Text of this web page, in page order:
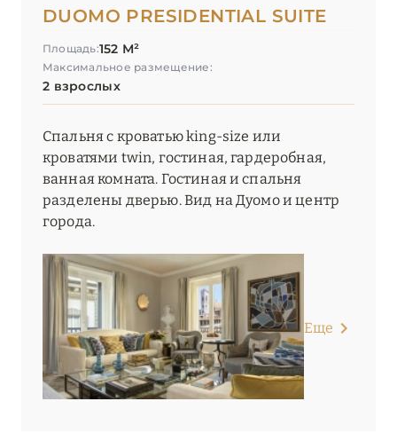
DUOMO PRESIDENTIAL SUITE
Площадь:152 М²
Максимальное размещение:
2 взрослых
Спальня с кроватью king-size или
кроватями twin, гостиная, гардеробная,
ванная комната. Гостиная и спальня
разделены дверью. Вид на Дуомо и центр
города.
Еще